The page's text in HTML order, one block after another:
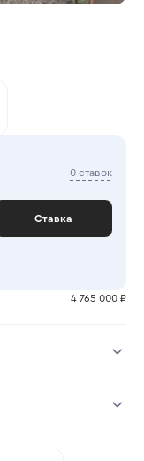
0 ставок
Ставка
4 765 000 ₽